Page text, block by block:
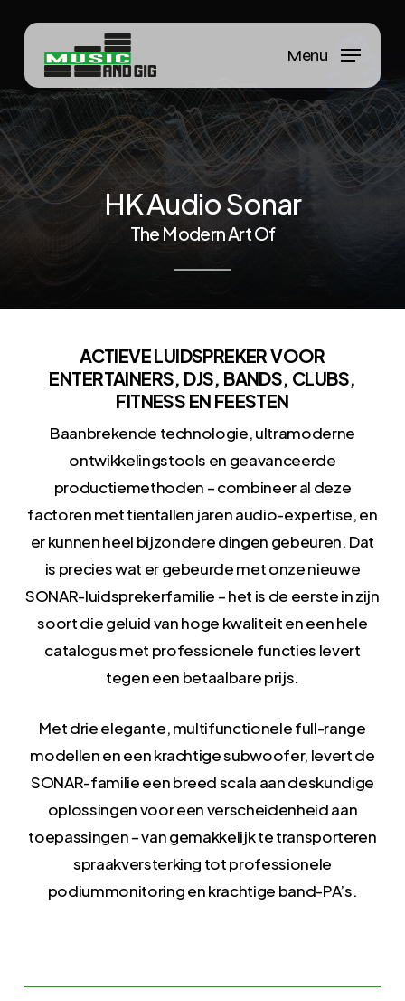
content
Menu
HKAudioSonar
The ModernArtOf
ACTIEVE LUIDSPREKER VOOR
ENTERTAINERS, DJS, BANDS, CLUBS,
FITNESS EN FEESTEN
Baanbrekende technologie, ultramoderne
ontwikkelingstools en geavanceerde
productiemethoden – combineer al deze
factoren met tientallen jaren audio-expertise, en
er kunnen heel bijzondere dingen gebeuren. Dat
is precies wat er gebeurde met onze nieuwe
SONAR-luidsprekerfamilie – het is de eerste in zijn
soort die geluid van hoge kwaliteit en een hele
catalogus met professionele functies levert
tegen een betaalbare prijs.
Met drie elegante, multifunctionele full-range
modellen en een krachtige subwoofer, levert de
SONAR-familie een breed scala aan deskundige
oplossingen voor een verscheidenheid aan
toepassingen – van gemakkelijk te transporteren
spraakversterking tot professionele
podiummonitoring en krachtige band-PA’s.
Close
Menu